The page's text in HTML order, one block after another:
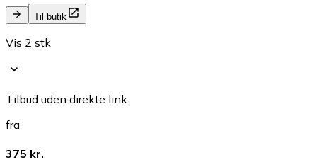
Til butik
Vis 2 stk
Tilbud uden direkte link
fra
375 kr.